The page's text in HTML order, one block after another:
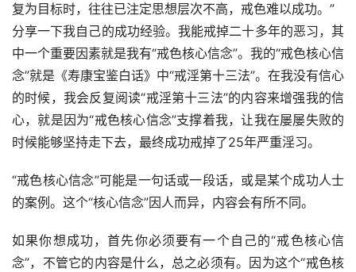
复为目标时，往往已注定思想层次不高，戒色难以成功。”
分享一下我自己的成功经验。我能戒掉二十多年的恶习，其
中一个重要因素就是我有“戒色核心信念”。我的“戒色核心信
念”就是《寿康宝鉴白话》中“戒淫第十三法”。在我没有信心
的时候，我会反复阅读“戒淫第十三法”的内容来增强我的信
心，就是因为“戒色核心信念”支撑着我，让我在屡屡失败的
时候能够坚持走下去，最终成功戒掉了25年严重淫习。
“戒色核心信念”可能是一句话或一段话，或是某个成功人士
的案例。这个“核心信念”因人而异，内容会有所不同。
如果你想成功，首先你必须要有一个自己的“戒色核心信
念”，不管它的内容是什么，总之必须有。因为这个“戒色核